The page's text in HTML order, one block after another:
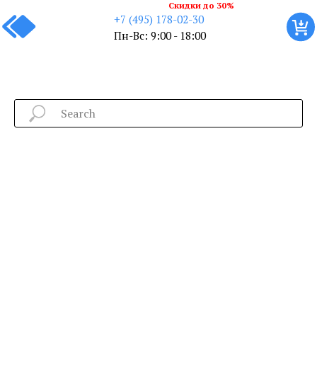
+7 (495) 178-02-30
Пн-Вс: 9:00 - 18:00
Скидки до 30%